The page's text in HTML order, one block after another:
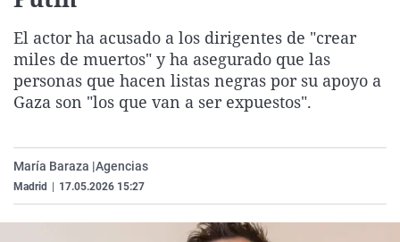
Gente viajera
Como el perro y el
Retornados
Equipo de
Operación Viuda
Galicia
La Rioja
Navarra
Televisión
Elecciones
El actor ha acusado a los dirigentes de "crear
miles de muertos" y ha asegurado que las
personas que hacen listas negras por su apoyo a
Gaza son "los que van a ser expuestos".
María Baraza |Agencias
Madrid 17.05.2026 15:27